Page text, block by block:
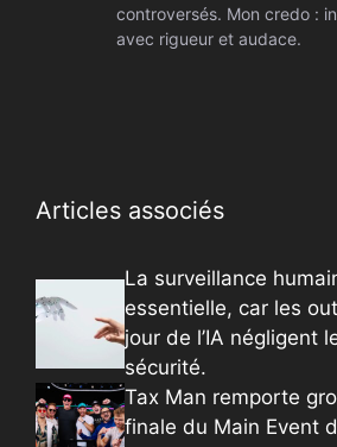
controversés. Mon credo :
avec rigueur et audace.
Articles associés
La surveillance
essentielle, car les
jour de l’IA négligent
sécurité.
Tax Man remporte
finale du Main Event